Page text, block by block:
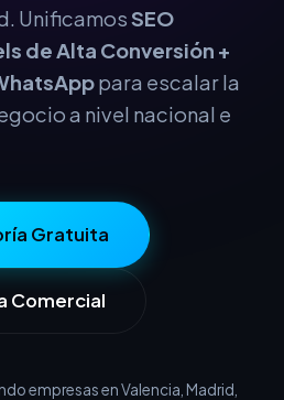
UnificamosSEO
de Alta Conversión +
para escalar la
a nivel nacional e
Gratuita
Comercial
empresas en Valencia, Madrid,